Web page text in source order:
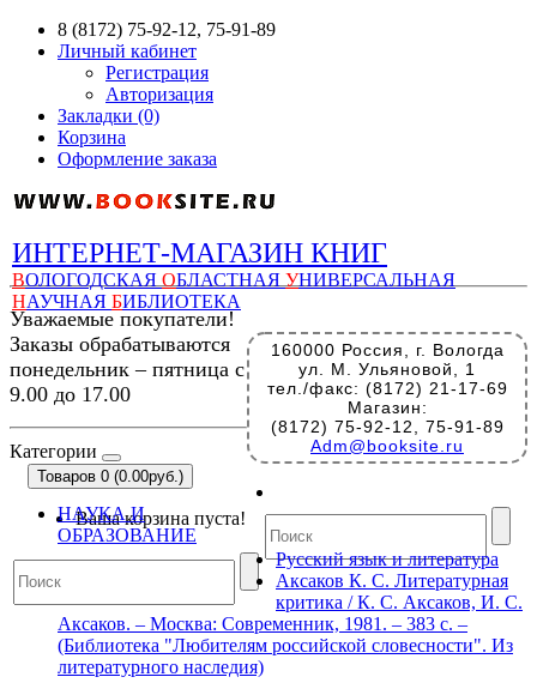
8 (8172) 75-92-12, 75-91-89
Личный кабинет
Регистрация
Авторизация
Закладки (0)
Корзина
Оформление заказа
ИНТЕРНЕТ-МАГАЗИН КНИГ
ВОЛОГОДСКАЯ ОБЛАСТНАЯ УНИВЕРСАЛЬНАЯ
НАУЧНАЯ БИБЛИОТЕКА
160000 Россия, г. Вологда
ул. М. Ульяновой, 1
тел./факс: (8172) 21-17-69
Магазин:
(8172) 75-92-12, 75-91-89
Adm@booksite.ru
Уважаемые покупатели!
Заказы обрабатываются
понедельник – пятница с
9.00 до 17.00
Категории
Товаров 0 (0.00руб.)
Ваша корзина пуста!
НАУКА И
ОБРАЗОВАНИЕ
Русский язык и литература
Аксаков К. С. Литературная
критика / К. С. Аксаков, И. С.
Аксаков. – Москва: Современник, 1981. – 383 с. –
(Библиотека "Любителям российской словесности". Из
литературного наследия)